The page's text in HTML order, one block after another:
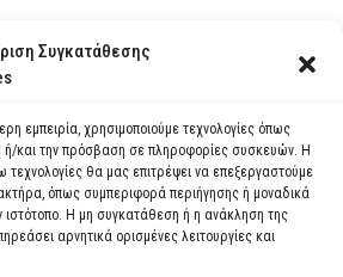
Συγκατάθεσης
εμπειρία, χρησιμοποιούμε τεχνολογίες όπως
ή/και την πρόσβαση σε πληροφορίες συσκευών. Η
τεχνολογίες θα μας επιτρέψει να επεξεργαστούμε
όπως συμπεριφορά περιήγησης ή μοναδικά
ιστότοπο. Η μη συγκατάθεση ή η ανάκληση της
αρνητικά ορισμένες λειτουργίες και